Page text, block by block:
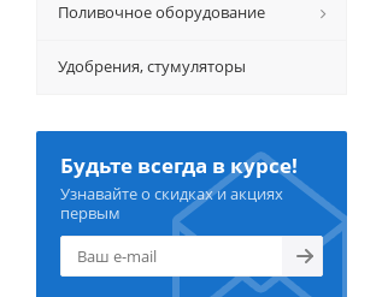
Поливочное оборудование
Удобрения, стумуляторы
Будьте всегда в курсе!
Узнавайте о скидках и акциях
первым